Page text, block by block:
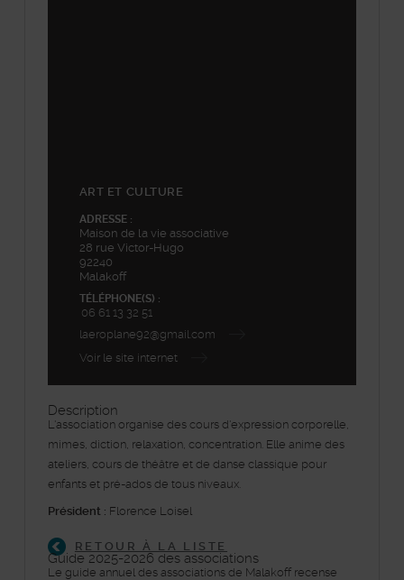
ART ET CULTURE
ADRESSE :
Maison de la vie associative
28 rue Victor-Hugo
92240
Malakoff
TÉLÉPHONE(S) :
06 61 13 32 51
laeroplane92@gmail.com
Voir le site internet
Description
L'association organise des cours d'expression corporelle,
mimes, diction, relaxation, concentration. Elle anime des
ateliers, cours de théâtre et de danse classique pour
enfants et pré-ados de tous niveaux.
Président : Florence Loisel
RETOUR À LA LISTE
Guide 2025-2026 des associations
Le guide annuel des associations de Malakoff recense